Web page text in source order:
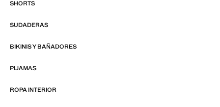
SHORTS
SUDADERAS
BIKINIS Y BAÑADORES
PIJAMAS
ROPA INTERIOR